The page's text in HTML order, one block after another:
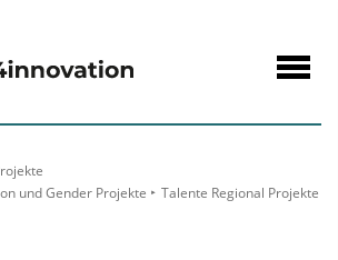
und Gender Projekte
Talente Regional Projekte